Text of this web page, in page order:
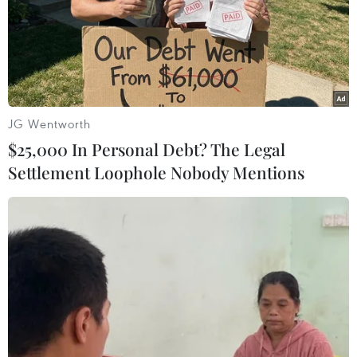
TIN LIÊN QUAN
Nước sạch nhiễm Styren: 'Nếu không phải
dầu mà chất độc khác thì sao?'
16/10/2019 11:53
JG Wentworth
$25,000 In Personal Debt? The Legal
Settlement Loophole Nobody Mentions